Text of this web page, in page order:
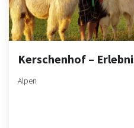
Kerschenhof –
Alpen